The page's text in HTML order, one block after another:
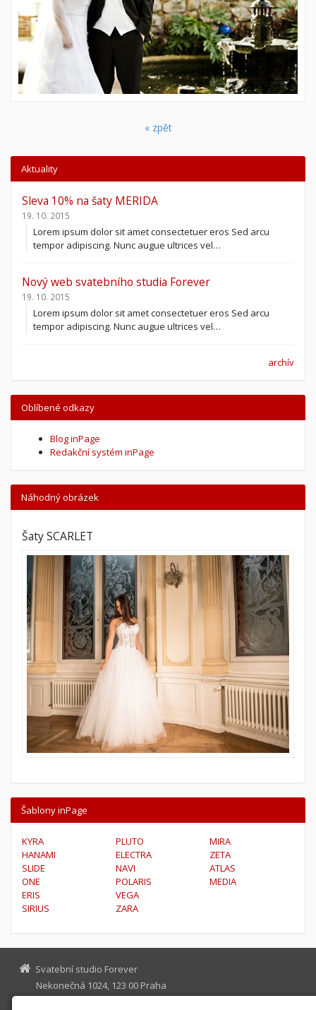
« zpět
Aktuality
Sleva 10% na šaty MERIDA
19. 10. 2015
Lorem ipsum dolor sit amet consectetuer eros Sed arcu
tempor adipiscing. Nunc augue ultrices vel…
Nový web svatebního studia Forever
19. 10. 2015
Lorem ipsum dolor sit amet consectetuer eros Sed arcu
tempor adipiscing. Nunc augue ultrices vel…
archív
Oblíbené odkazy
Blog inPage
Redakční systém inPage
Náhodný obrázek
Šaty SCARLET
Šablony inPage
KYRA
HANAMI
SLIDE
ONE
ERIS
SIRIUS
PLUTO
ELECTRA
NAVI
POLARIS
VEGA
ZARA
MIRA
ZETA
ATLAS
MEDIA
Svatební studio Forever
Nekonečná 1024, 123 00 Praha